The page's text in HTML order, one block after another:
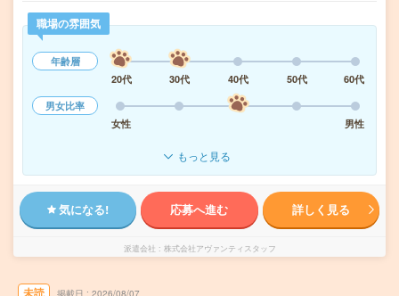
職場の雰囲気
年齢層
20代
30代 40代 50代
60代
男女比率
女性
男性
もっと見る
気になる! 応募へ進む 詳しく見る
派遣会社 株式会社アヴァンティスタッフ
未読 掲載日 2026/08/07